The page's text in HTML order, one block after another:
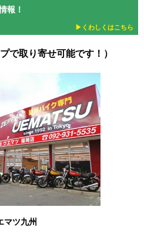
報！
▶︎くわしくはこちら
で取り寄せ可能です！）
マツ九州